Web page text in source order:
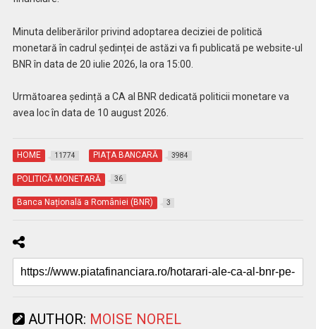
Minuta deliberărilor privind adoptarea deciziei de politică
monetară în cadrul ședinței de astăzi va fi publicată pe website-ul
BNR în data de 20 iulie 2026, la ora 15:00.
Următoarea ședință a CA al BNR dedicată politicii monetare va
avea loc în data de 10 august 2026.
HOME 11774 PIAŢA BANCARĂ 3984
POLITICĂ MONETARĂ 36
Banca Națională a României (BNR) 3
AUTHOR: MOISE NOREL